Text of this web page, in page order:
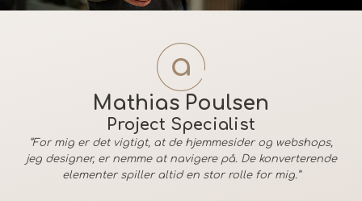
Mathias Poulsen
Project Specialist
“For mig er det vigtigt, at de hjemmesider og webshops,
jeg designer, er nemme at navigere på. De konverterende
elementer spiller altid en stor rolle for mig.”